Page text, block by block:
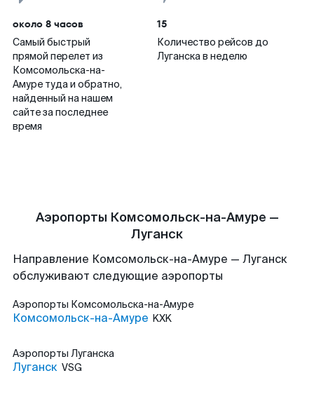
около 8 часов
Самый быстрый
прямой перелет из
Комсомольска-на-
Амуре туда и обратно,
найденный на нашем
сайте за последнее
время
15
Количество рейсов до
Луганска в неделю
Аэропорты Комсомольск-на-Амуре —
Луганск
Направление Комсомольск-на-Амуре — Луганск
обслуживают следующие аэропорты
Аэропорты Комсомольска-на-Амуре
Комсомольск-на-Амуре KXK
Аэропорты Луганска
Луганск VSG